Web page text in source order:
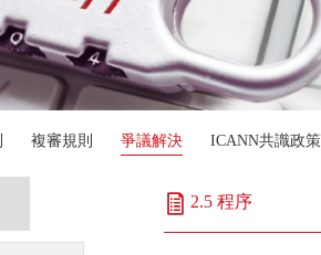
複審規則 爭議解決 ICANN共識政策
2.5 程序